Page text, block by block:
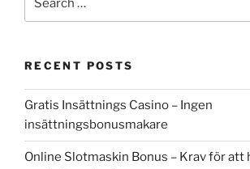
for:
RECENT POSTS
Gratis Insättnings Casino – Ingen
insättningsbonusmakare
Online Slotmaskin Bonus – Krav för att